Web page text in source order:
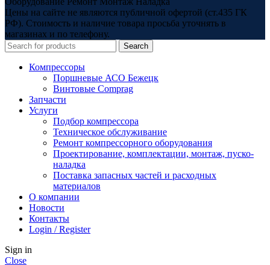
Цены на сайте не являются публичной офертой (ст.435 ГК
РФ). Стоимость и наличие товара просьба уточнять в
магазинах и по телефону.
Search
Компрессоры
Поршневые АСО Бежецк
Винтовые Comprag
Запчасти
Услуги
Подбор компрессора
Техническое обслуживание
Ремонт компрессорного оборудования
Проектирование, комплектации, монтаж, пуско-
наладка
Поставка запасных частей и расходных
материалов
О компании
Новости
Контакты
Login / Register
Sign in
Close